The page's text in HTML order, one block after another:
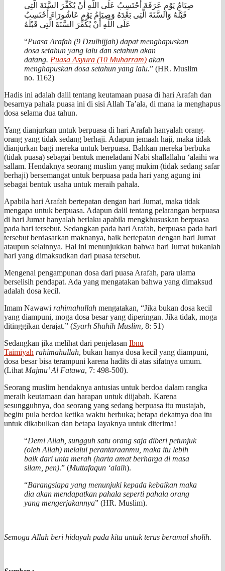
صِيَامُ يَوْمِ عَرَفَةَ أَحْتَسِبُ عَلَى اللَّهِ أَنْ يُكَفِّرَ السَّنَةَ الَّتِى
قَبْلَهُ وَالسَّنَةَ الَّتِى بَعْدَهُ وَصِيَامُ يَوْمِ عَاشُورَاءَ أَحْتَسِبُ
عَلَى اللَّهِ أَنْ يُكَفِّرَ السَّنَةَ الَّتِى قَبْلَهُ
“Puasa Arafah (9 Dzulhijjah) dapat menghapuskan
dosa setahun yang lalu dan setahun akan
datang. Puasa Asyura (10 Muharram) akan
menghapuskan dosa setahun yang lalu.” (HR. Muslim
no. 1162)
Hadis ini adalah dalil tentang keutamaan puasa di hari Arafah dan
besarnya pahala puasa ini di sisi Allah Ta’ala, di mana ia menghapus
dosa selama dua tahun.
Yang dianjurkan untuk berpuasa di hari Arafah hanyalah orang-
orang yang tidak sedang berhaji. Adapun jemaah haji, maka tidak
dianjurkan bagi mereka untuk berpuasa. Bahkan mereka berbuka
(tidak puasa) sebagai bentuk meneladani Nabi shallallahu ‘alaihi wa
sallam. Hendaknya seorang muslim yang mukim (tidak sedang safar
berhaji) bersemangat untuk berpuasa pada hari yang agung ini
sebagai bentuk usaha untuk meraih pahala.
Apabila hari Arafah bertepatan dengan hari Jumat, maka tidak
mengapa untuk berpuasa. Adapun dalil tentang pelarangan berpuasa
di hari Jumat hanyalah berlaku apabila mengkhususkan berpuasa
pada hari tersebut. Sedangkan pada hari Arafah, berpuasa pada hari
tersebut berdasarkan maknanya, baik bertepatan dengan hari Jumat
ataupun selainnya. Hal ini menunjukkan bahwa hari Jumat bukanlah
hari yang dimaksudkan dari puasa tersebut.
Mengenai pengampunan dosa dari puasa Arafah, para ulama
berselisih pendapat. Ada yang mengatakan bahwa yang dimaksud
adalah dosa kecil.
Imam Nawawi rahimahullah mengatakan, “Jika bukan dosa kecil
yang diampuni, moga dosa besar yang diperingan. Jika tidak, moga
ditinggikan derajat.” (Syarh Shahih Muslim, 8: 51)
Sedangkan jika melihat dari penjelasan Ibnu
Taimiyah rahimahullah, bukan hanya dosa kecil yang diampuni,
dosa besar bisa terampuni karena hadits di atas sifatnya umum.
(Lihat Majmu’ Al Fatawa, 7: 498-500).
Seorang muslim hendaknya antusias untuk berdoa dalam rangka
meraih keutamaan dan harapan untuk diijabah. Karena
sesungguhnya, doa seorang yang sedang berpuasa itu mustajab,
begitu pula berdoa ketika waktu berbuka; betapa dekatnya doa itu
untuk dikabulkan dan betapa layaknya untuk diterima!
“Demi Allah, sungguh satu orang saja diberi petunjuk
(oleh Allah) melalui perantaraanmu, maka itu lebih
baik dari unta merah (harta amat berharga di masa
silam, pen).” (Muttafaqun ‘alaih).
“Barangsiapa yang menunjuki kepada kebaikan maka
dia akan mendapatkan pahala seperti pahala orang
yang mengerjakannya” (HR. Muslim).
Semoga Allah beri hidayah pada kita untuk terus beramal sholih.